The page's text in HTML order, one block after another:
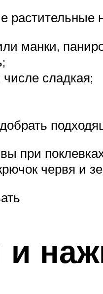
манки,
сладкая;
при
червя и